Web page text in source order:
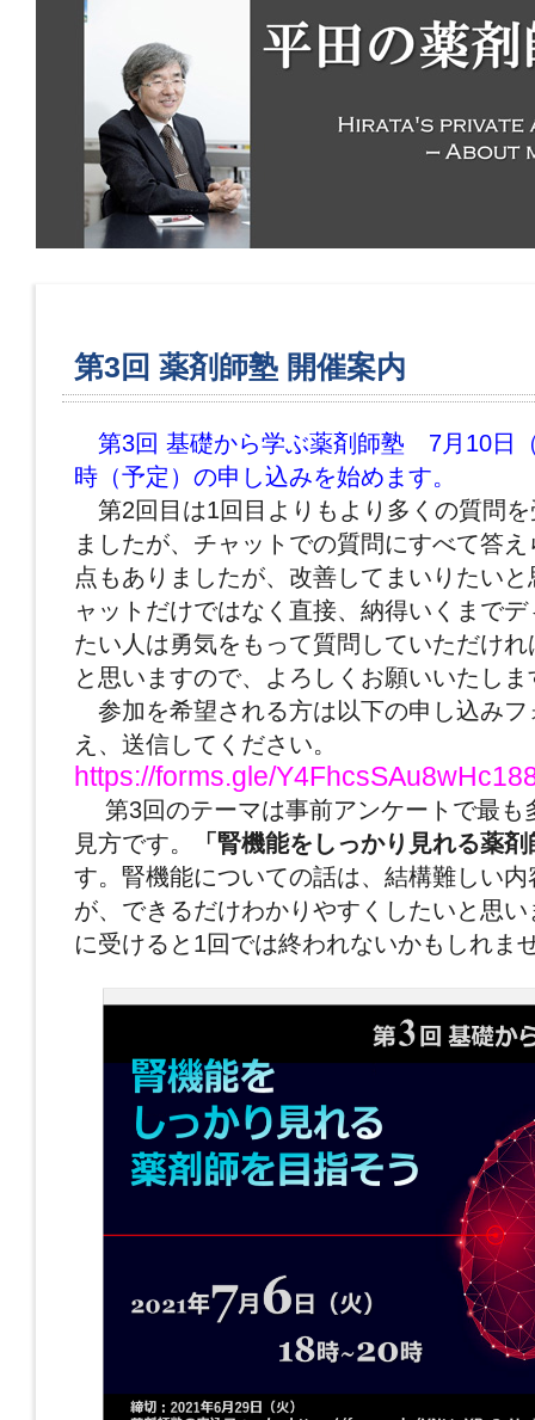
第3回 薬剤師塾 開催案内
第3回 基礎から学ぶ薬剤師塾 7月10日
時（予定）の申し込みを始めます。
第2回目は1回目よりもより多くの質問
ましたが、チャットでの質問にすべて答
点もありましたが、改善してまいりたい
ャットだけではなく直接、納得いくまで
たい人は勇気をもって質問していただけ
と思いますので、よろしくお願いいたしま
参加を希望される方は以下の申し込みフ
え、送信してください。
https://forms.gle/
第3回のテーマは事前アンケートで最も
見方です。
「腎機能をしっかり見れる薬
す。腎機能についての話は、結構難しい
が、できるだけわかりやすくしたいと思
に受けると1回では終われないかもしれま